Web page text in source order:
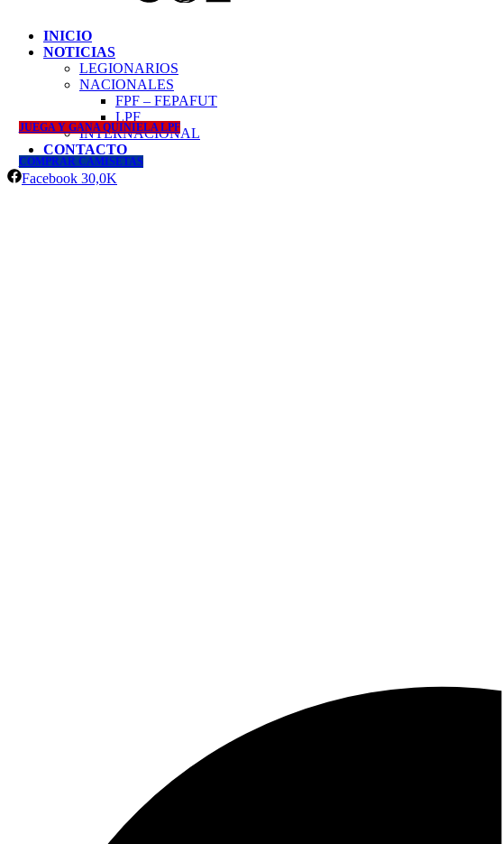
INICIO
NOTICIAS
LEGIONARIOS
NACIONALES
FPF – FEPAFUT
LPF
INTERNACIONAL
CONTACTO
JUEGA Y GANA QUINIELA LPF
COMPRAR CAMISETAS
Facebook 30,0K